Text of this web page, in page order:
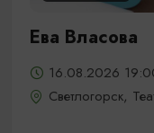
Ева Власова
16.08.2026
Светлогорск,